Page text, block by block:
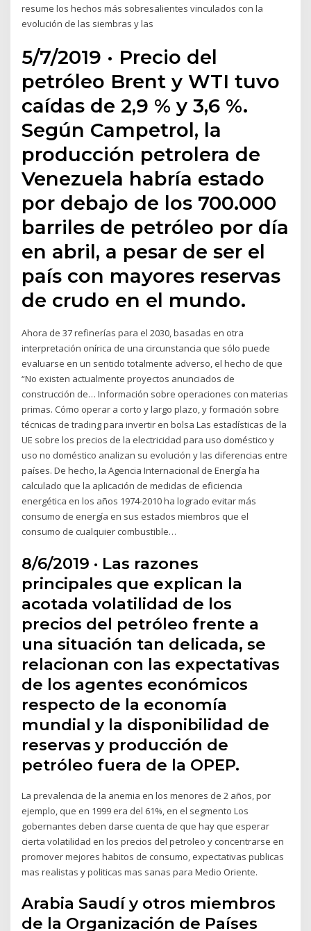
resume los hechos más sobresalientes vinculados con la
evolución de las siembras y las
5/7/2019 · Precio del
petróleo Brent y WTI tuvo
caídas de 2,9 % y 3,6 %.
Según Campetrol, la
producción petrolera de
Venezuela habría estado
por debajo de los 700.000
barriles de petróleo por día
en abril, a pesar de ser el
país con mayores reservas
de crudo en el mundo.
Ahora de 37 refinerías para el 2030, basadas en otra
interpretación onírica de una circunstancia que sólo puede
evaluarse en un sentido totalmente adverso, el hecho de que
“No existen actualmente proyectos anunciados de
construcción de… Información sobre operaciones con materias
primas. Cómo operar a corto y largo plazo, y formación sobre
técnicas de trading para invertir en bolsa Las estadísticas de la
UE sobre los precios de la electricidad para uso doméstico y
uso no doméstico analizan su evolución y las diferencias entre
países. De hecho, la Agencia Internacional de Energía ha
calculado que la aplicación de medidas de eficiencia
energética en los años 1974-2010 ha logrado evitar más
consumo de energía en sus estados miembros que el
consumo de cualquier combustible…
8/6/2019 · Las razones
principales que explican la
acotada volatilidad de los
precios del petróleo frente a
una situación tan delicada, se
relacionan con las expectativas
de los agentes económicos
respecto de la economía
mundial y la disponibilidad de
reservas y producción de
petróleo fuera de la OPEP.
La prevalencia de la anemia en los menores de 2 años, por
ejemplo, que en 1999 era del 61%, en el segmento Los
gobernantes deben darse cuenta de que hay que esperar
cierta volatilidad en los precios del petroleo y concentrarse en
promover mejores habitos de consumo, expectativas publicas
mas realistas y politicas mas sanas para Medio Oriente.
Arabia Saudí y otros miembros
de la Organización de Países